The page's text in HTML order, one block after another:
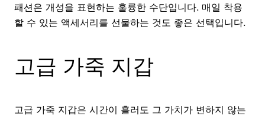
패션은 개성을 표현하는 훌륭한 수단입니다. 매일 착용
할 수 있는 액세서리를 선물하는 것도 좋은 선택입니다.
고급 가죽 지갑
고급 가죽 지갑은 시간이 흘러도 그 가치가 변하지 않는